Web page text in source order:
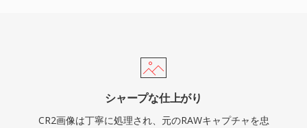
シャープな仕上がり
CR2画像は丁寧に処理され、元のRAWキャプチャを忠